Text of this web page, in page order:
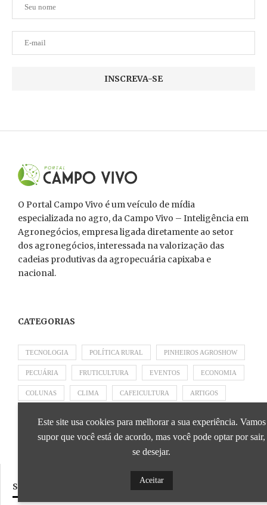
O Portal Campo Vivo é um veículo de mídia
especializada no agro, da Campo Vivo – Inteligência em
Agronegócios, empresa ligada diretamente ao setor
dos agronegócios, interessada na valorização das
cadeias produtivas da agropecuária capixaba e
nacional.
CATEGORIAS
TECNOLOGIA POLÍTICA RURAL PINHEIROS AGROSHOW
PECUÁRIA FRUTICULTURA EVENTOS ECONOMIA
COLUNAS CLIMA CAFEICULTURA ARTIGOS
APRESENTADO POR BRAPEX
SIGA NOSSAS REDES SOCIAIS
Este site usa cookies para melhorar a sua experiência. Vamos
supor que você está de acordo, mas você pode optar por sair,
se desejar.
Aceitar